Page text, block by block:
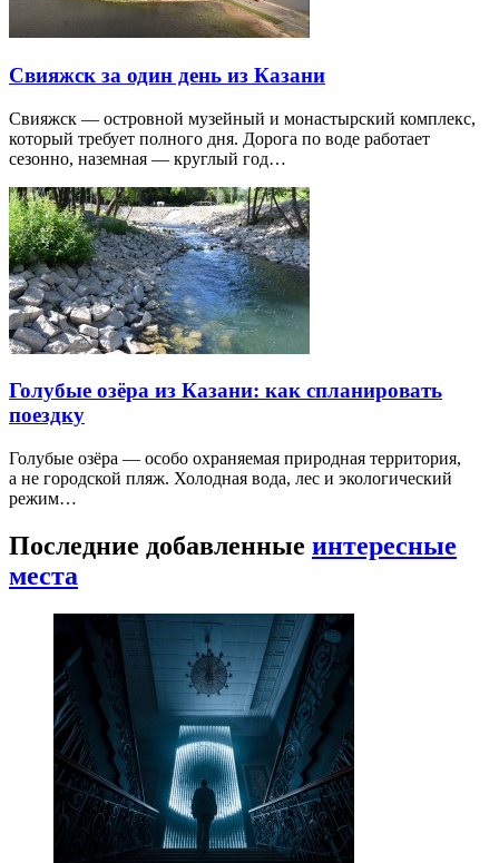
Свияжск за один день из Казани
Свияжск — островной музейный и монастырский комплекс,
который требует полного дня. Дорога по воде работает
сезонно, наземная — круглый год…
Голубые озёра из Казани: как спланировать
поездку
Голубые озёра — особо охраняемая природная территория,
а не городской пляж. Холодная вода, лес и экологический
режим…
Последние добавленные интересные
места